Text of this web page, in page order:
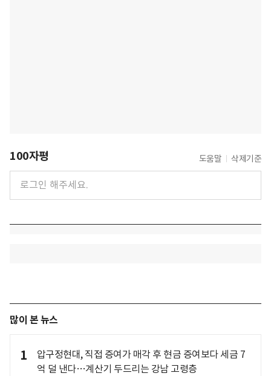
100자평 도움말 삭제기준
많이 본 뉴스
1
압구정현대, 직접 증여가 매각 후 현금 증여보다 세금 7
억 덜 낸다…계산기 두드리는 강남 고령층